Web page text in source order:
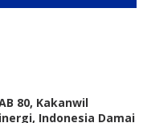
80, Kakanwil
Indonesia Damai